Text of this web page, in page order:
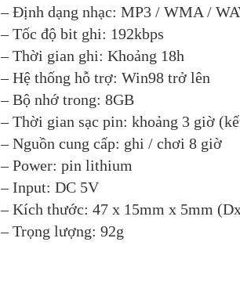
– Định dạng nhạc: MP3 / WMA /
– Tốc độ bit ghi: 192kbps
– Thời gian ghi: Khoảng 18h
– Hệ thống hỗ trợ: Win98 trở lên
– Bộ nhớ trong: 8GB
– Thời gian sạc pin: khoảng 3 giờ
– Nguồn cung cấp: ghi / chơi 8 giờ
– Power: pin lithium
– Input: DC 5V
– Kích thước: 47 x 15mm x 5mm
– Trọng lượng: 92g